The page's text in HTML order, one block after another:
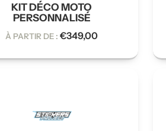
KIT DÉCO MOTO
PERSONNALISÉ
À PARTIR DE :€349,00